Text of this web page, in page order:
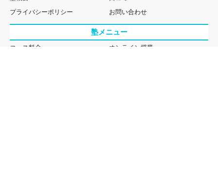
プライバシーポリシー
お問い合わせ
塾メニュー
コース料金
オンライン授業